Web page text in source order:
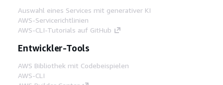
Auswahl eines Services mit generativer KI
AWS-Servicerichtlinien
AWS-CLI-Tutorials auf GitHub
Entwickler-Tools
AWS Bibliothek mit Codebeispielen
AWS-CLI